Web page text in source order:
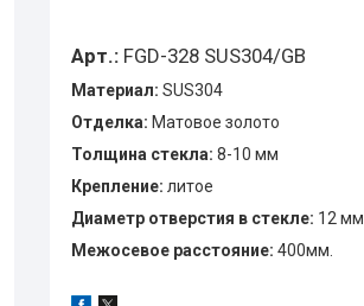
Арт.: FGD-328 SUS304/GB
Материал: SUS304
Отделка: Матовое золото
Толщина стекла: 8-10 мм
Крепление: литое
Диаметр отверстия в стекле: 12 мм
Межосевое расстояние: 400мм.